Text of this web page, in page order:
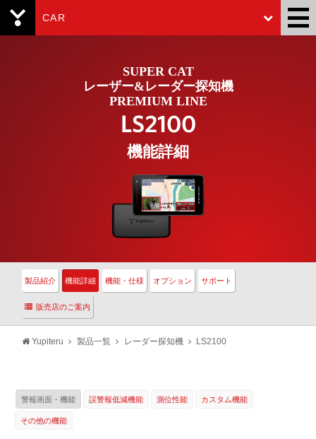
CAR
SUPER CAT
レーザー&レーダー探知機
PREMIUM LINE
LS2100
機能詳細
製品紹介 機能詳細 機能・仕様 オプション サポート
販売店のご案内
Yupiteru 製品一覧 レーダー探知機 LS2100
警報画面・機能 誤警報低減機能 測位性能 カスタム機能
その他の機能